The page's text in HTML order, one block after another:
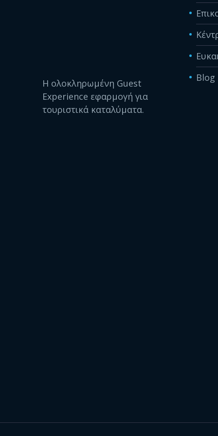
Η ολοκληρωμένη Guest
Experience εφαρμογή για
τουριστικά καταλύματα.
Blog